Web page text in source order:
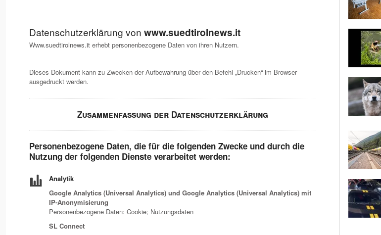
Datenschutzerklärung von www.suedtirolnews.it
Www.suedtirolnews.it erhebt personenbezogene Daten von ihren Nutzern.
Dieses Dokument kann zu Zwecken der Aufbewahrung über den Befehl „Drucken“ im Browser
ausgedruckt werden.
Zusammenfassung der Datenschutzerklärung
Personenbezogene Daten, die für die folgenden Zwecke und durch die
Nutzung der folgenden Dienste verarbeitet werden:
Analytik
Google Analytics (Universal Analytics) und Google Analytics (Universal Analytics) mit
IP-Anonymisierung
Personenbezogene Daten: Cookie; Nutzungsdaten
SL Connect